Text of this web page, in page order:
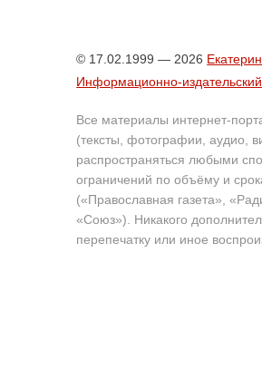
© 17.02.1999 — 2026
Информационно-
Все материалы интернет-
(тексты, фотографии, аудио,
распространяться любыми
ограничений по объёму и
(«Православная газета»,
«Союз»). Никакого
перепечатку или иное